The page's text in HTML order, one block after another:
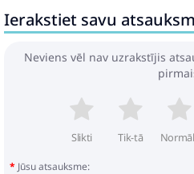
Ierakstiet savu
Neviens vēl nav uzrakstījis
Slikti Tik-tā
Jūsu atsauksme: